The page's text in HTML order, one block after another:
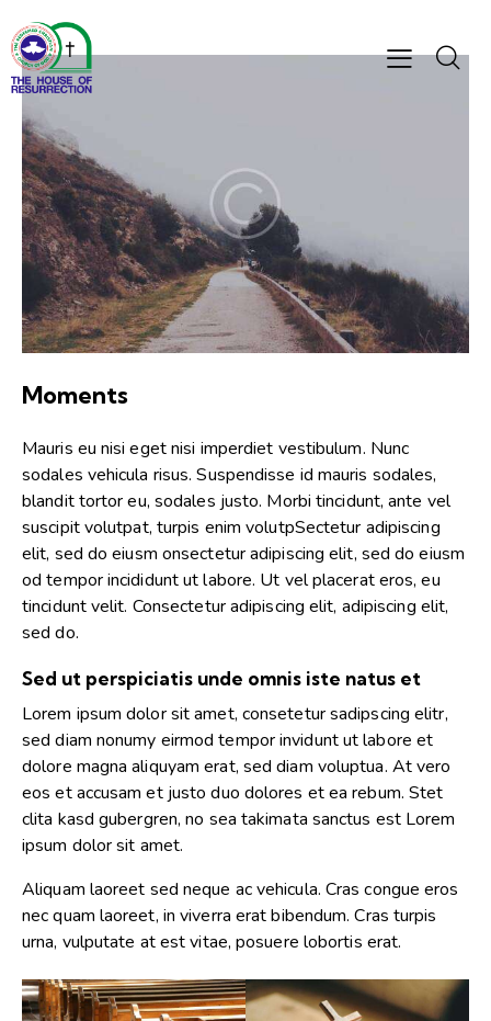
Moments
Mauris eu nisi eget nisi imperdiet vestibulum. Nunc
sodales vehicula risus. Suspendisse id mauris sodales,
blandit tortor eu, sodales justo. Morbi tincidunt, ante vel
suscipit volutpat, turpis enim volutpSectetur adipiscing
elit, sed do eiusm onsectetur adipiscing elit, sed do eiusm
od tempor incididunt ut labore. Ut vel placerat eros, eu
tincidunt velit. Consectetur adipiscing elit, adipiscing elit,
sed do.
Sed ut perspiciatis unde omnis iste natus et
Lorem ipsum dolor sit amet, consetetur sadipscing elitr,
sed diam nonumy eirmod tempor invidunt ut labore et
dolore magna aliquyam erat, sed diam voluptua. At vero
eos et accusam et justo duo dolores et ea rebum. Stet
clita kasd gubergren, no sea takimata sanctus est Lorem
ipsum dolor sit amet.
Aliquam laoreet sed neque ac vehicula. Cras congue eros
nec quam laoreet, in viverra erat bibendum. Cras turpis
urna, vulputate at est vitae, posuere lobortis erat.